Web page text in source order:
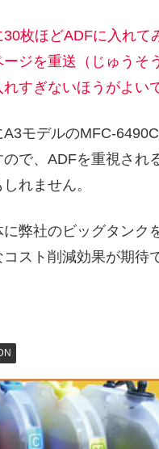
枚ほどADFに入れて
ジを重送（じゅうそ
すぎないほうがよい
A3モデルのMFC-
ので、ADFを重視され
れません。
に弊社のビッグタンク
スト削減効果が期待